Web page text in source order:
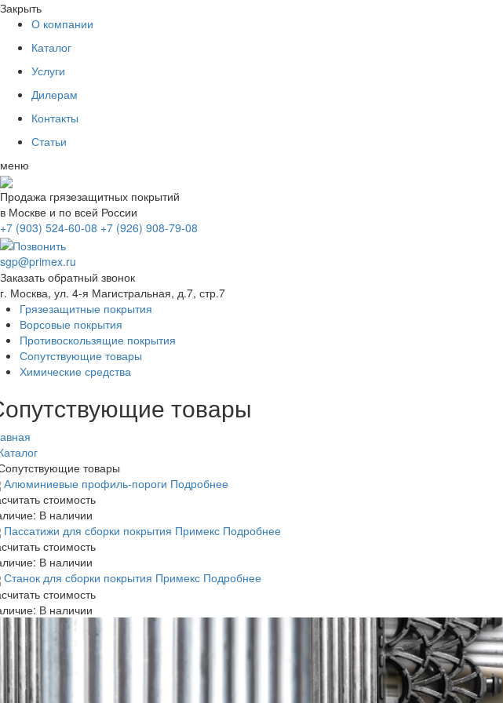
Закрыть
О компании
Каталог
Услуги
Дилерам
Контакты
Статьи
меню
Продажа грязезащитных покрытий
в Москве и по всей России
+7 (903) 524-60-08 +7 (926) 908-79-08
sgp@primex.ru
Заказать обратный звонок
г. Москва, ул. 4-я Магистральная, д.7, стр.7
Грязезащитные покрытия
Ворсовые покрытия
Противоскользящие покрытия
Сопутствующие товары
Химические средства
товары
товары
Алюминиевые профиль-пороги Подробнее
стоимость
В наличии
Пассатижи для сборки покрытия Примекс Подробнее
стоимость
В наличии
Станок для сборки покрытия Примекс Подробнее
стоимость
В наличии